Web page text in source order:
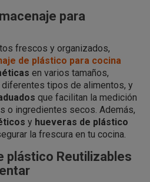
para
frescos y organizados,
de plástico para cocina
en varios tamaños,
tipos de alimentos, y
que facilitan la medición
o ingredientes secos. Además,
y hueveras de plástico
la frescura en tu cocina.
plástico Reutilizables